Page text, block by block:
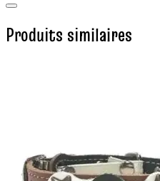
Produits similaires